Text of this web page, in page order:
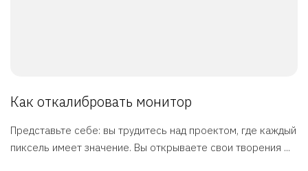
Как откалибровать монитор
Представьте себе: вы трудитесь над проектом, где каждый
пиксель имеет значение. Вы открываете свои творения ...